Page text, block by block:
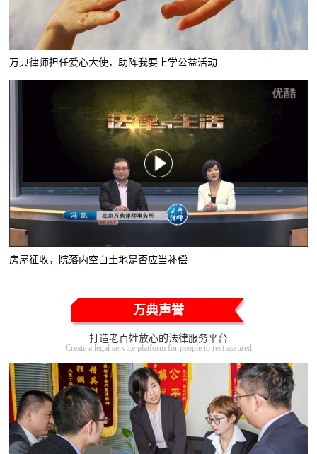
万典律师担任爱心大使，助阵我要上学公益活动
房屋征收，院落内空白土地是否应当补偿
万典声誉
打造老百姓放心的法律服务平台
Create a legal service platform for people to rest assured